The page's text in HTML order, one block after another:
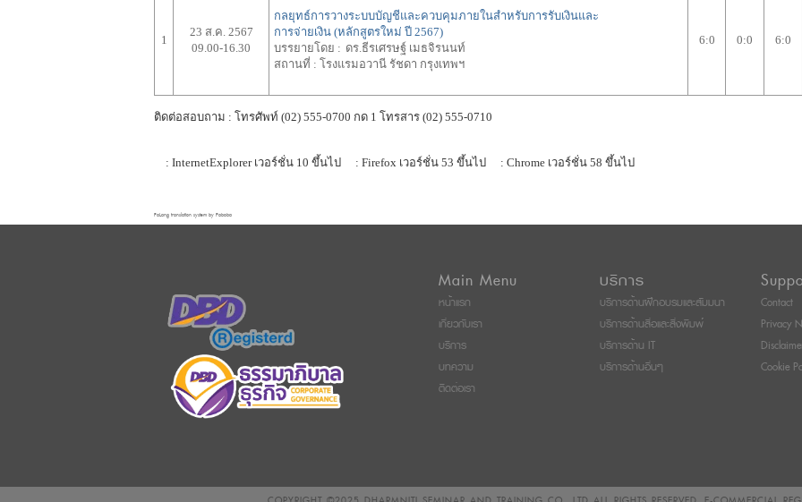
1
23 ส.ค. 2567
09.00-16.30
กลยุทธ์การวางระบบบัญชีและควบคุมภายในสำหรับการรับเงินและ
การจ่ายเงิน (หลักสูตรใหม่ ปี 2567)
บรรยายโดย : ดร.ธีรเศรษฐ์ เมธจิรนนท์
สถานที่ : โรงแรมอวานี รัชดา กรุงเทพฯ
6:0 0:0 6:0
ติดต่อสอบถาม : โทรศัพท์ (02) 555-0700 กด 1 โทรสาร (02) 555-0710
: InternetExplorer เวอร์ชั่น 10 ขึ้นไป : Firefox เวอร์ชั่น 53 ขึ้นไป : Chrome เวอร์ชั่น 58 ขึ้นไป
FaLang translation system by Faboba
Main Menu
หน้าแรก
เกี่ยวกับเรา
บริการ
บทความ
ติดต่อเรา
บริการ
บริการด้านฝึกอบรมและสัมมนา
บริการด้านสื่อและสิ่งพิมพ์
บริการด้าน IT
บริการด้านอื่นๆ
Contact
Privacy
Cookie